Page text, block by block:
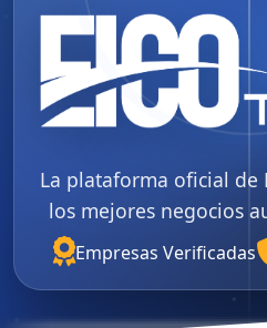
La plataforma oficial de
los mejores negocios
Empresas Verificadas